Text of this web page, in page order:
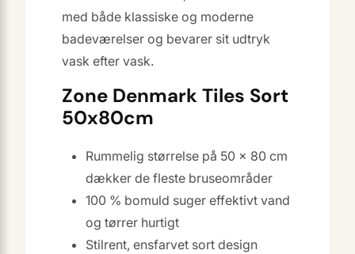
med både klassiske og moderne
badeværelser og bevarer sit udtryk
vask efter vask.
Zone Denmark Tiles Sort
50x80cm
Rummelig størrelse på 50 × 80 cm
dækker de fleste bruseområder
100 % bomuld suger effektivt vand
og tørrer hurtigt
Stilrent, ensfarvet sort design